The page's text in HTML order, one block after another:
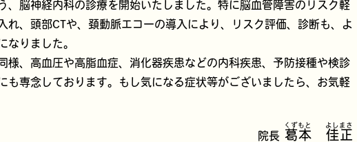
、脳神経内科の診療を開始いたしました。特に脳血管障害のリスク軽
れ、頭部CTや、頚動脈エコーの導入により、リスク評価、診断も、よ
なりました。
様、高血圧や高脂血症、消化器疾患などの内科疾患、予防接種や検診
も専念しております。もし気になる症状等がございましたら、お気軽
院長 葛本 佳正
くずもと よしまさ